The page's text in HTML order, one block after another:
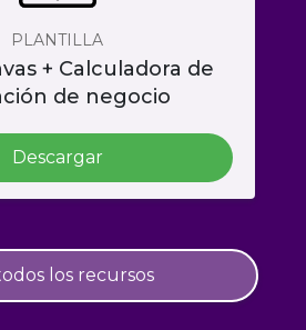
PLANTILLA
+ Calculadora de
de negocio
Descargar
los recursos